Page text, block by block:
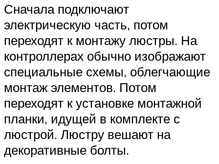
Сначала подключают
электрическую часть, потом
переходят к монтажу люстры. На
контроллерах обычно изображают
специальные схемы, облегчающие
монтаж элементов. Потом
переходят к установке монтажной
планки, идущей в комплекте с
люстрой. Люстру вешают на
декоративные болты.